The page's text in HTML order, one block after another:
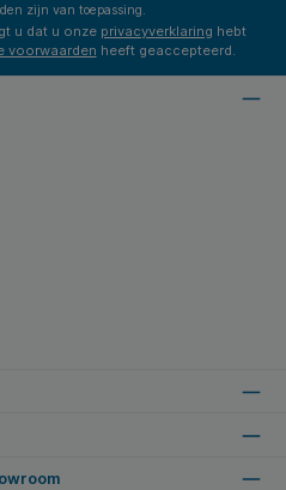
zijn van toepassing.
u dat u onze privacyverklaring hebt
voorwaarden heeft geaccepteerd.